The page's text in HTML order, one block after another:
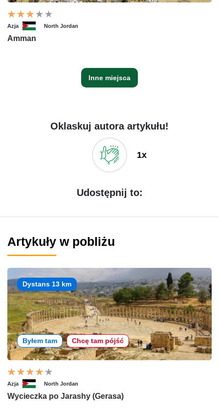
Azja North Jordan
Amman
Inne miejsca
Oklaskuj autora artykułu!
1x
Udostępnij to:
Artykuły w pobliżu
Dystans 13 km
Byłem tam Chcę tam pójść
Azja North Jordan
Wycieczka po Jarashy (Gerasa)